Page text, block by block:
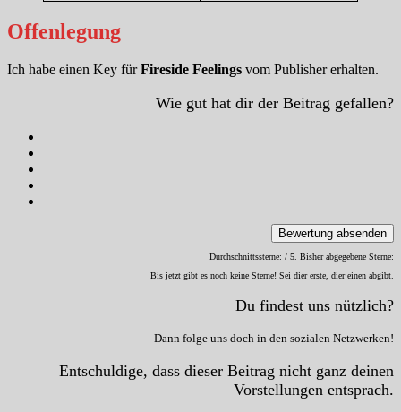
Offenlegung
Ich habe einen Key fürFireside Feelings vom Publisher erhalten.
Wie gut hat dir der Beitrag gefallen?
Bewertung absenden
Durchschnittssterne: / 5. Bisher abgegebene Sterne:
Bis jetzt gibt es noch keine Sterne! Sei dier erste, dier einen abgibt.
Du findest uns nützlich?
Dann folge uns doch in den sozialen Netzwerken!
Entschuldige, dass dieser Beitrag nicht ganz deinen
Vorstellungen entsprach.